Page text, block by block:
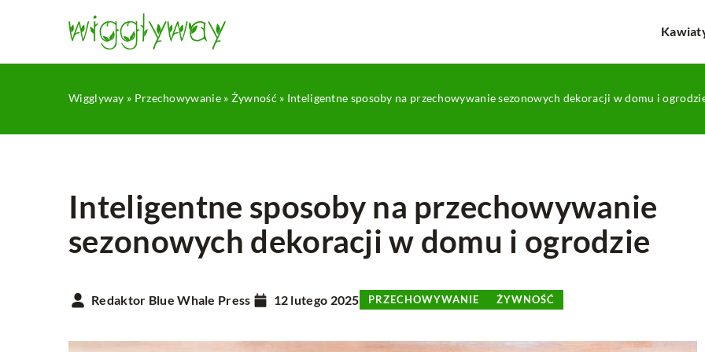
Wigglyway » Przechowywanie» Żywność » Inteligentne sposoby na przechowywanie sezonowych dekoracji w domu i
Inteligentne sposoby na przechowywanie
sezonowych dekoracji w domu i ogrodzie
Redaktor Blue Whale Press 12 lutego 2025 PRZECHOWYWANIE ŻYWNOŚĆ
TEKSTYLIA KATEGORIA DOMYŚLNA